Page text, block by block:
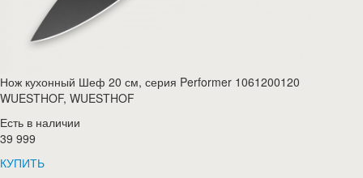
Нож кухонный Шеф 20 см, серия Performer 1061200120
WUESTHOF, WUESTHOF
Есть в наличии
39 999
КУПИТЬ